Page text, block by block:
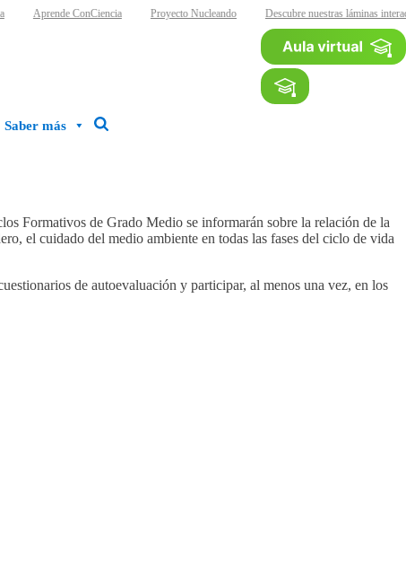
Aprende ConCiencia Proyecto Nucleando Descubre nuestras láminas
Saber más
Formativos de Grado Medio se informarán sobre la relación de la
el cuidado del medio ambiente en todas las fases del ciclo de vida
de autoevaluación y participar, al menos una vez, en los